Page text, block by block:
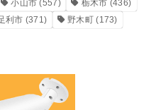
小山市 (557) 栃木市 (436)
利市 (371) 野木町(173)